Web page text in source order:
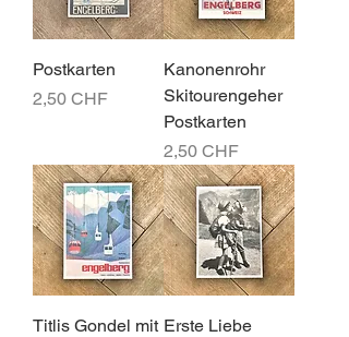
Postkarten
Preis
2,50 CHF
Kanonenrohr
Skitourengeher
Postkarten
Preis
2,50 CHF
Titlis Gondel mit Erste Liebe